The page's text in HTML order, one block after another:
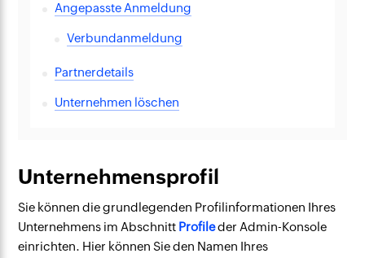
Angepasste Anmeldung
Verbundanmeldung
Partnerdetails
Unternehmen löschen
Unternehmensprofil
Sie können die grundlegenden Profilinformationen Ihres
Unternehmens im Abschnitt Profileder Admin-Konsole
einrichten. Hier können Sie den Namen Ihres